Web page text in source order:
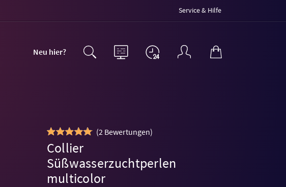
Service & Hilfe
Neu hier?
(2 Bewertungen)
Collier
Süßwasserzuchtperlen
multicolor